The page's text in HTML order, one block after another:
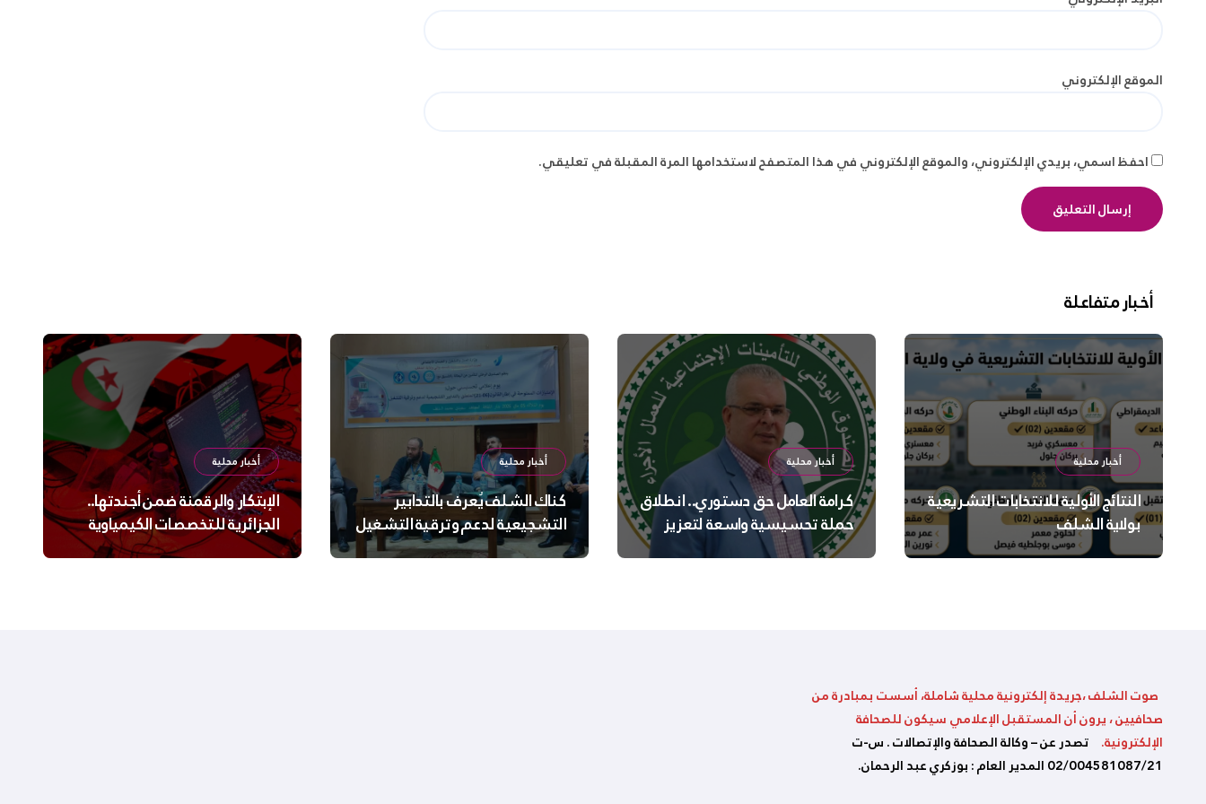
الموقع الإلكتروني
احفظ اسمي، بريدي الإلكتروني، والموقع الإلكتروني في هذا المتصفح لاستخدامها المرة المقبلة في تعليقي.
أخبار متفاعلة
أخبار محلية
النتائج الأولية للانتخابات التشريعية
بولاية الشلف
أخبار محلية
كرامة العامل حق دستوري.. انطلاق
حملة تحسيسية واسعة لتعزيز
السلامة الجسدية والنفسية
أخبار محلية
كناك الشلف يُعرف بالتدابير
التشجيعية لدعم وترقية التشغيل
أخبار محلية
الإبتكار والرقمنة ضمن أجندتها..
الجزائرية للتخصصات الكيمياوية
ترعى تحدي الإبتكار الجزائري
صوت الشلف ،جريدة إلكترونية محلية شاملة، أسست بمبادرة من
صحافيين ، يرون أن المستقبل الإعلامي سيكون للصحافة
الإلكترونية. تصدر عن – وكالة الصحافة والإتصالات . س-ت
02/004581087/21 المدير العام : بوزكري عبد الرحمان.